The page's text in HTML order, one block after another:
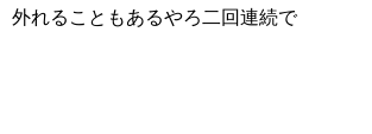
外れることもあるやろ二回連続で